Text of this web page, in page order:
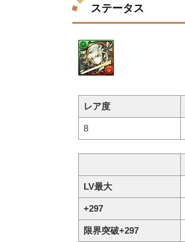
ステータス
レア度
8
LV最大
+297
限界突破+297